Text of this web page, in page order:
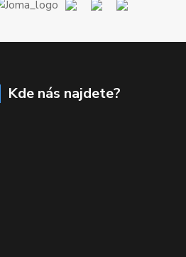
Kde nás najdete?